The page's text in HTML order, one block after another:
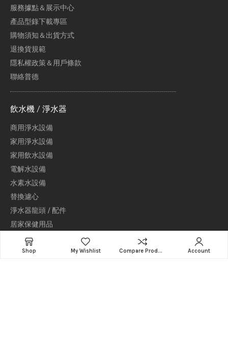
服務據點＆展示中心
產品型錄下載專區
購物須知＆出貨方式
退換貨規範
隱私權政策＆用戶條款
聯絡普德
飲水機 / 淨水器
商用淨水設備
家用淨水設備
家用飲水設備
電解水設備
水素水設備
替換濾心
淨水器龍頭 / 配件
居家保健用品
產品中心
Shop My Wishlist Compare Products Account